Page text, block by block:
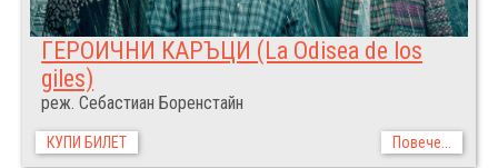
КУПИ БИЛЕТ Повече...
ГЕРОИЧНИ КАРЪЦИ (La Odisea de los
giles)
реж. Себастиан Боренстайн